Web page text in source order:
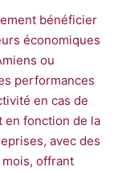
bénéficier
économiques
ou
performances
en cas de
en fonction de la
avec des
offrant